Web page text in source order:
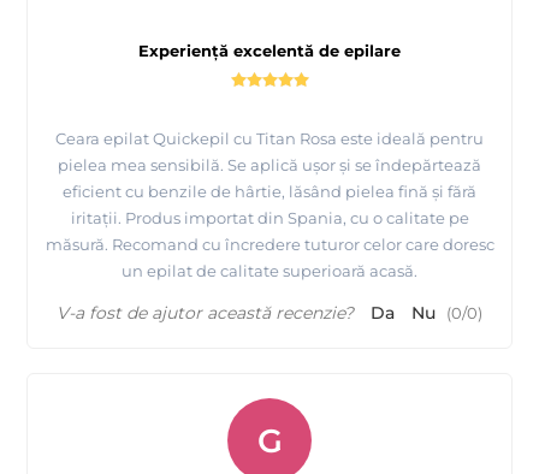
Experiență excelentă de epilare
Ceara epilat Quickepil cu Titan Rosa este ideală pentru
pielea mea sensibilă. Se aplică ușor și se îndepărtează
eficient cu benzile de hârtie, lăsând pielea fină și fără
iritații. Produs importat din Spania, cu o calitate pe
măsură. Recomand cu încredere tuturor celor care doresc
un epilat de calitate superioară acasă.
V-a fost de ajutor această recenzie? Da Nu (0/0)
G